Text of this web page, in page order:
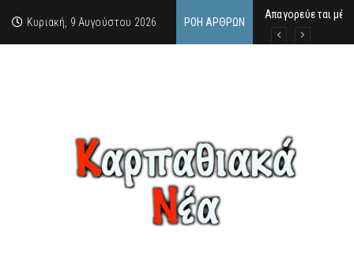
Κυριακή, 9 Αυγούστου 2026 ΡΟΉ ΆΡΘΡΩΝ
Απαγορεύεται
ΙΜΜΑΚΟΛΑΤΑ: 300
9 Αυγούστου 2026: